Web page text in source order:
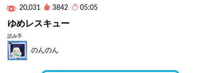
20,031
3842 05:05
ゆめレスキュー
読み手
のんのん